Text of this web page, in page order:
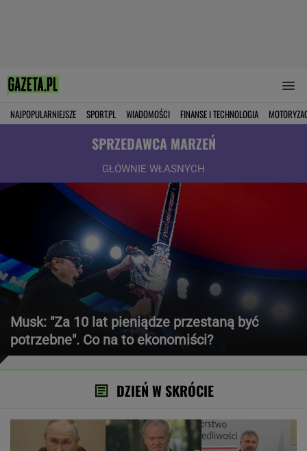
NAJPOPULARNIEJSZE SPORT.PL WIADOMOŚCI FINANSE I TECHNOLOGIA
SPRZEDAWCA MARZEŃ
GŁÓWNIE WŁASNYCH
Musk: "Za 10 lat pieniądze przestaną być
potrzebne". Co na to ekonomiści?
DZIEŃ W SKRÓCIE